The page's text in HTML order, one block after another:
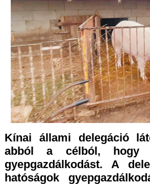
Kínai állami delegáció
abból a célból, hogy
gyepgazdálkodást. A
hatóságok